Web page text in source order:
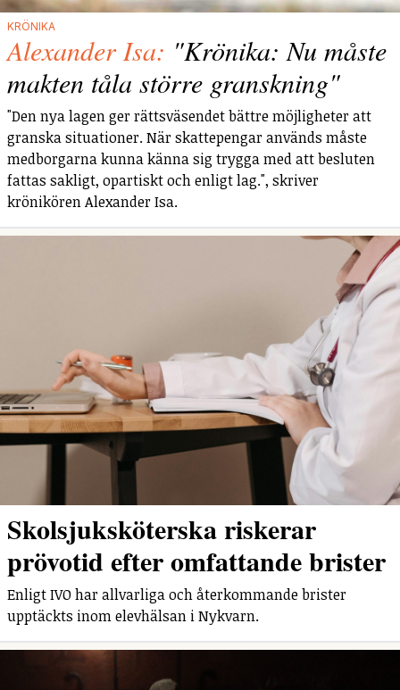
KRÖNIKA
Alexander Isa: "Krönika: Nu måste
makten tåla större granskning"
"Den nya lagen ger rättsväsendet bättre möjligheter att
granska situationer. När skattepengar används måste
medborgarna kunna känna sig trygga med att besluten
fattas sakligt, opartiskt och enligt lag.", skriver
krönikören Alexander Isa.
Skolsjuksköterska riskerar
prövotid efter omfattande brister
Enligt IVO har allvarliga och återkommande brister
upptäckts inom elevhälsan i Nykvarn.